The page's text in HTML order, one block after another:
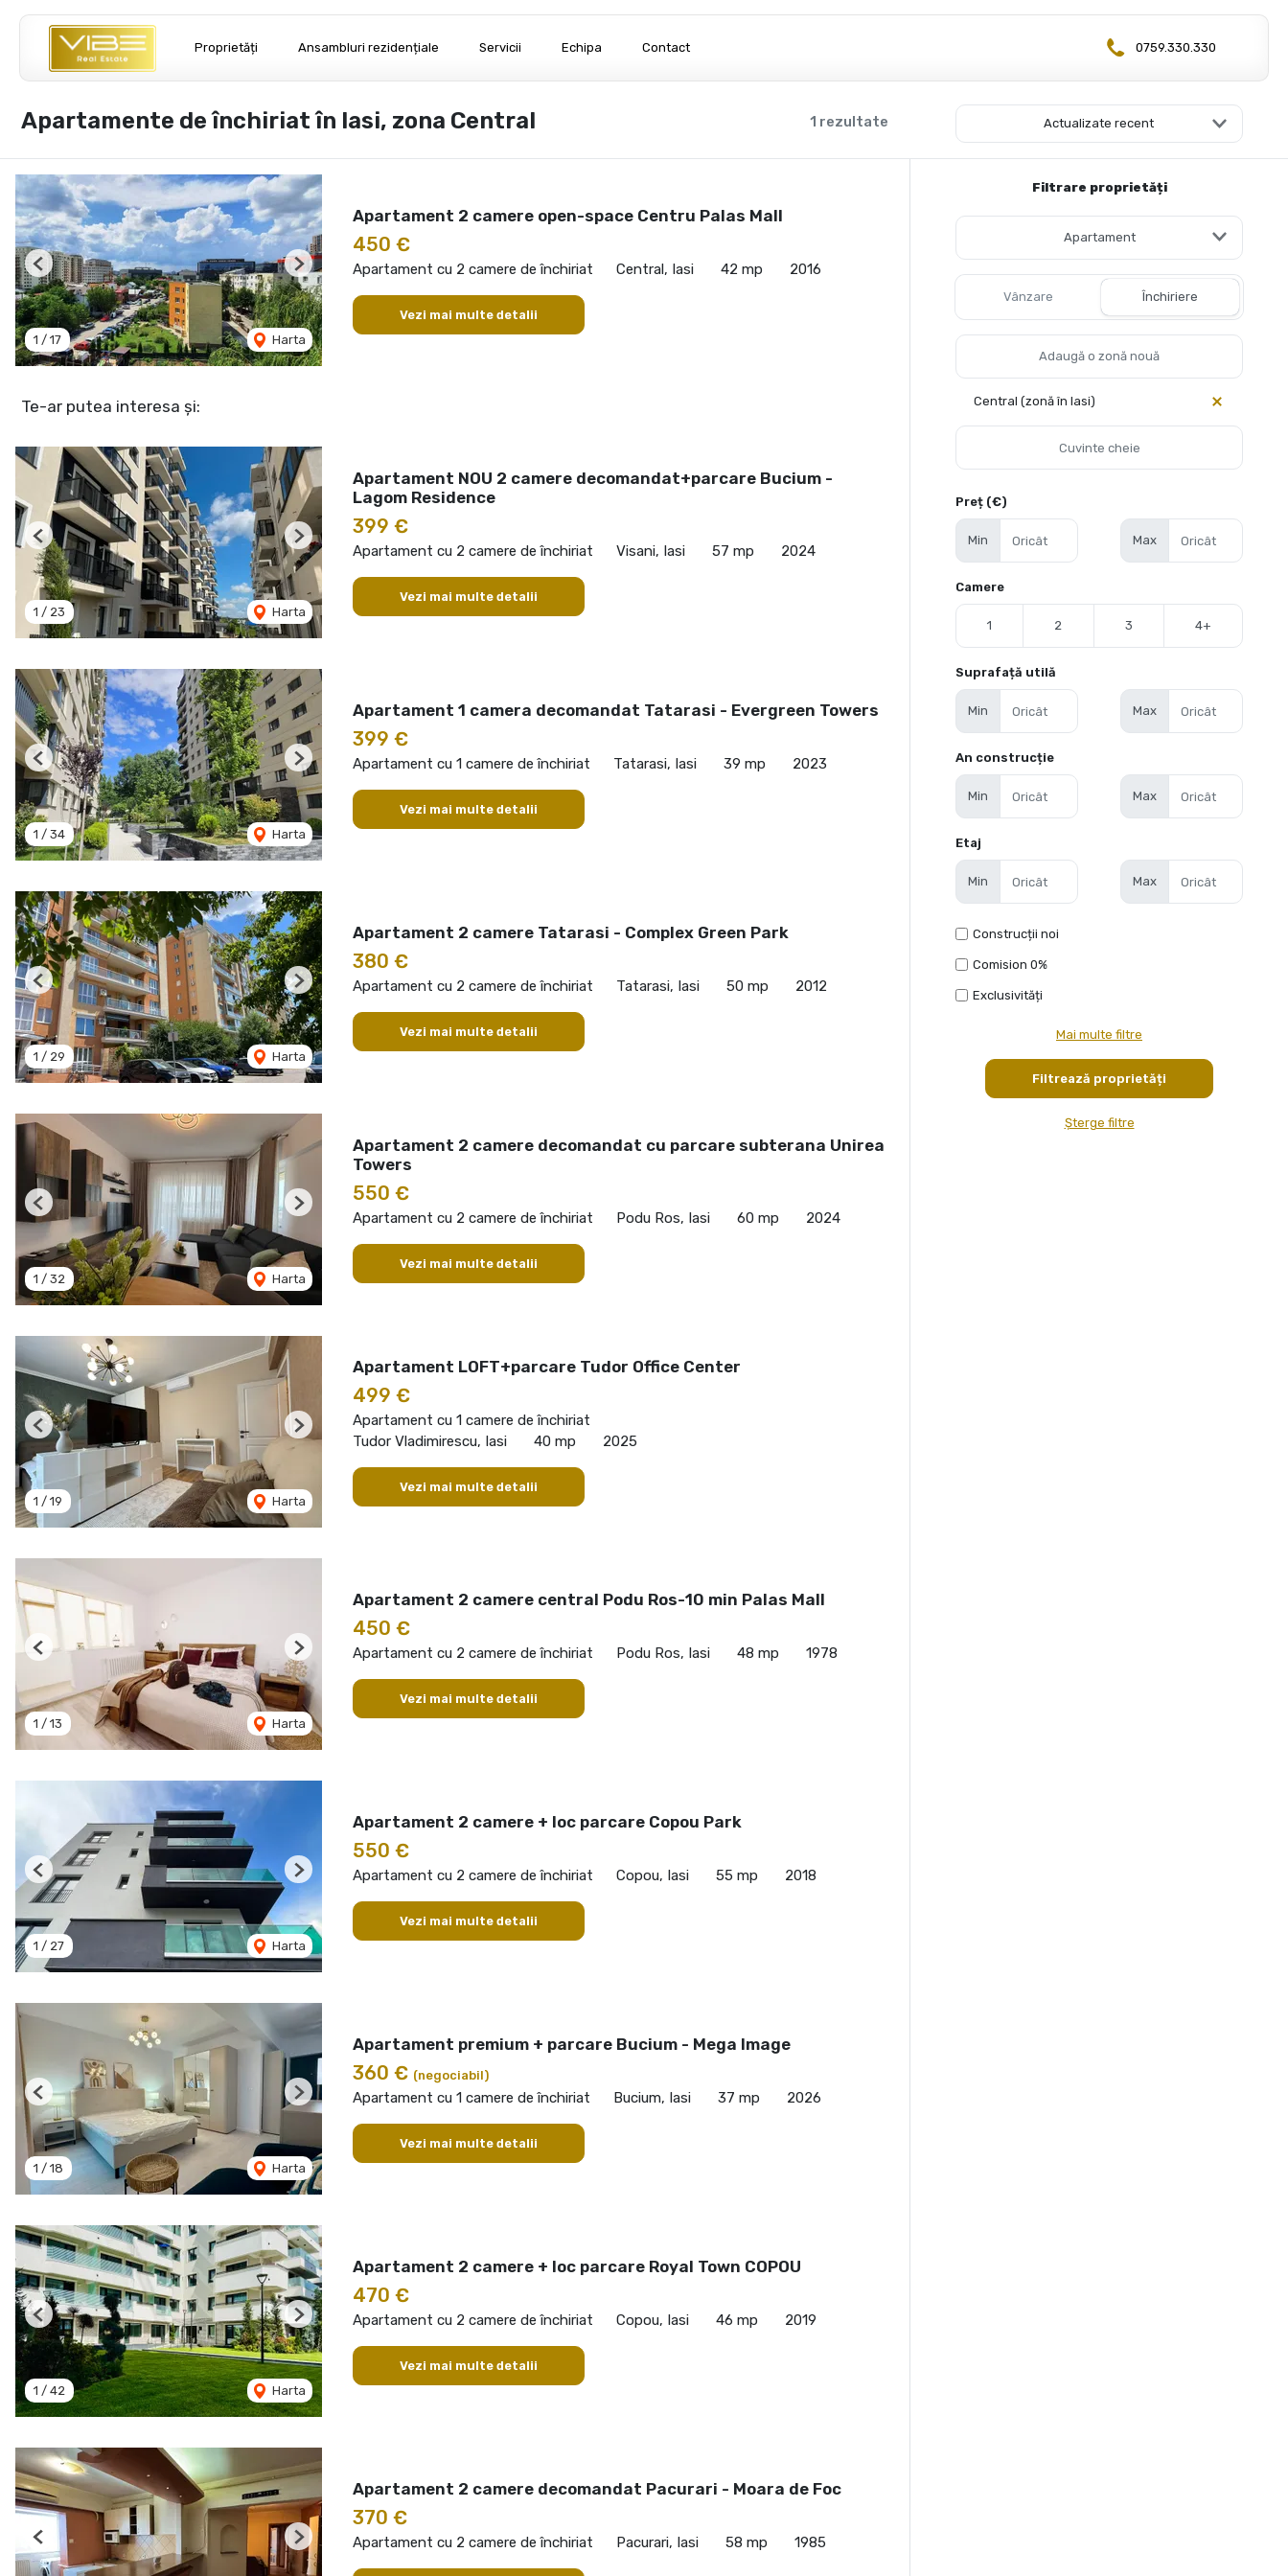
Proprietăți Ansambluri rezidențiale Servicii Echipa Contact 0759.330.330
1 rezultate
Apartamente de închiriat în Iasi, zona Central Actualizate recent
1 / 17 Harta
Previous Next
Apartament 2 camere open-space Centru Palas Mall
450 €
Apartament cu 2 camere de închiriat Central, Iasi 42 mp 2016
Vezi mai multe detalii
Te-ar putea interesa și:
1 / 23 Harta
Previous Next
Apartament NOU 2 camere decomandat+parcare Bucium -
Lagom Residence
399 €
Apartament cu 2 camere de închiriat Visani, Iasi 57 mp 2024
Vezi mai multe detalii
1 / 34 Harta
Previous Next
Apartament 1 camera decomandat Tatarasi - Evergreen Towers
399 €
Apartament cu 1 camere de închiriat Tatarasi, Iasi 39 mp 2023
Vezi mai multe detalii
1 / 29 Harta
Previous Next
Apartament 2 camere Tatarasi - Complex Green Park
380 €
Apartament cu 2 camere de închiriat Tatarasi, Iasi 50 mp 2012
Vezi mai multe detalii
1 / 32 Harta
Previous Next
Apartament 2 camere decomandat cu parcare subterana Unirea
Towers
550 €
Apartament cu 2 camere de închiriat Podu Ros, Iasi 60 mp 2024
Vezi mai multe detalii
1 / 19 Harta
Previous Next
Apartament LOFT+parcare Tudor Office Center
499 €
Apartament cu 1 camere de închiriat
Tudor Vladimirescu, Iasi
40 mp 2025
Vezi mai multe detalii
1 / 13 Harta
Previous Next
Apartament 2 camere central Podu Ros-10 min Palas Mall
450 €
Apartament cu 2 camere de închiriat Podu Ros, Iasi 48 mp 1978
Vezi mai multe detalii
1 / 27 Harta
Previous Next
Apartament 2 camere + loc parcare Copou Park
550 €
Apartament cu 2 camere de închiriat Copou, Iasi 55 mp 2018
Vezi mai multe detalii
1 / 18 Harta
Previous Next
Apartament premium + parcare Bucium - Mega Image
360 € (negociabil)
Apartament cu 1 camere de închiriat Bucium, Iasi 37 mp 2026
Vezi mai multe detalii
1 / 42 Harta
Previous Next
Apartament 2 camere + loc parcare Royal Town COPOU
470 €
Apartament cu 2 camere de închiriat Copou, Iasi 46 mp 2019
Vezi mai multe detalii
Previous Next
Apartament 2 camere decomandat Pacurari - Moara de Foc
370 €
Apartament cu 2 camere de închiriat Pacurari, Iasi 58 mp 1985
Filtrare proprietăți
Apartament
Vânzare Închiriere
Central (zonă în Iasi)
Preț (€)
Min Max
Camere
1 2 3 4+
Suprafață utilă
Min Max
An construcție
Min Max
Etaj
Min Max
Construcții noi
Comision 0%
Exclusivități
Mai multe filtre
Șterge filtre